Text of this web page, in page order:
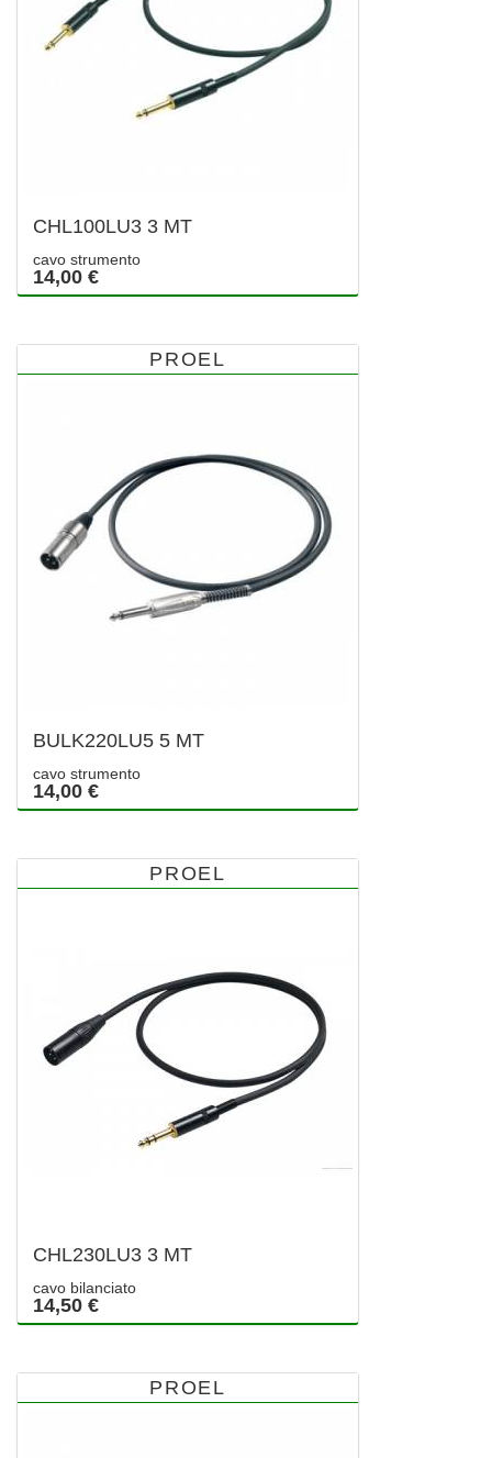
CHL100LU3 3 MT
cavo strumento
14,00 €
PROEL
BULK220LU5 5 MT
cavo strumento
14,00 €
PROEL
CHL230LU3 3 MT
cavo bilanciato
14,50 €
PROEL